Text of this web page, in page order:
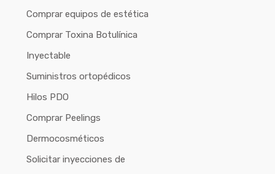
Comprar equipos de estética
Comprar Toxina Botulínica
Inyectable
Suministros ortopédicos
Hilos PDO
Comprar Peelings
Dermocosméticos
Solicitar inyecciones de